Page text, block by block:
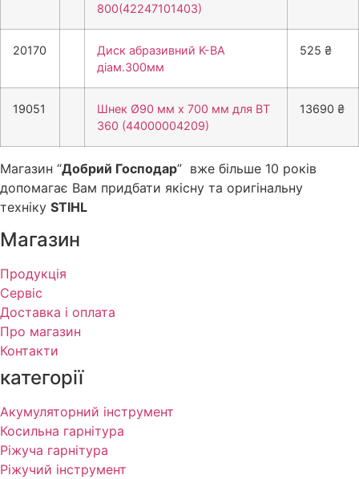
800(42247101403)
20170
Диск абразивний K-BA
діам.300мм
525 ₴
19051
Шнек Ø90 мм х 700 мм для ВТ
360 (44000004209)
13690 ₴
Магазин “Добрий Господар” вже більше 10 років
допомагає Вам придбати якісну та оригінальну
техніку STIHL
Магазин
Продукція
Сервіс
Доставка і оплата
Про магазин
Контакти
категорії
Акумуляторний інструмент
Косильна гарнітура
Ріжуча гарнітура
Ріжучий інструмент